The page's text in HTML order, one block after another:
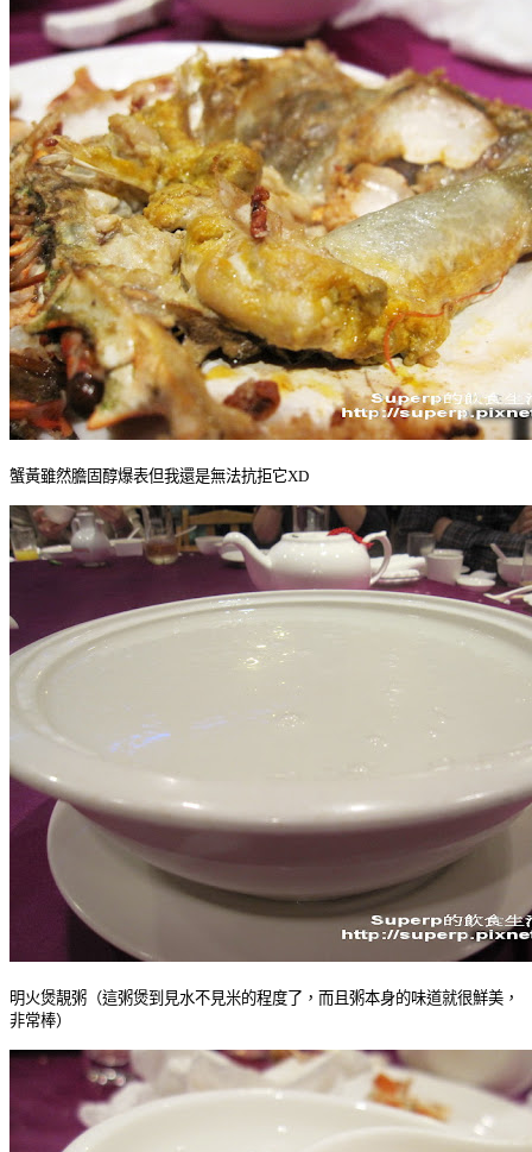
蟹黃雖然膽固醇爆表但我還是無法抗拒它XD
明火煲靚粥（這粥煲到見水不見米的程度了，而且粥本身的味道就很鮮美，
非常棒）